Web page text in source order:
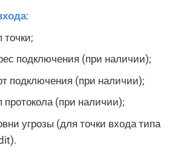
:
точки;
подключения (при наличии);
подключения (при наличии);
протокола (при наличии);
угрозы (для точки входа типа